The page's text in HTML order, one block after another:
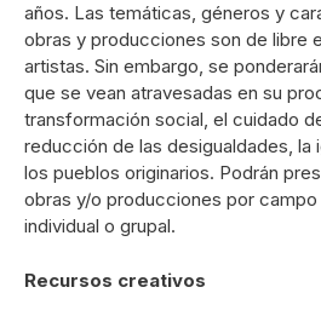
años. Las temáticas, géneros y
obras y producciones son de libre
artistas. Sin embargo, se
que se vean atravesadas en su
transformación social, el cuidado
reducción de las desigualdades, la
los pueblos originarios. Podrán
obras y/o producciones por
individual o grupal.
Recursos creativos